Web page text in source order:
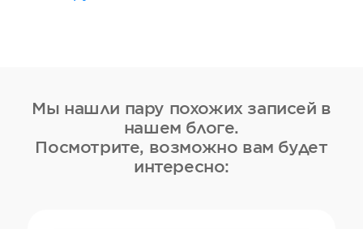
Мы нашли пару похожих записей в
нашем блоге.
Посмотрите, возможно вам будет
интересно: